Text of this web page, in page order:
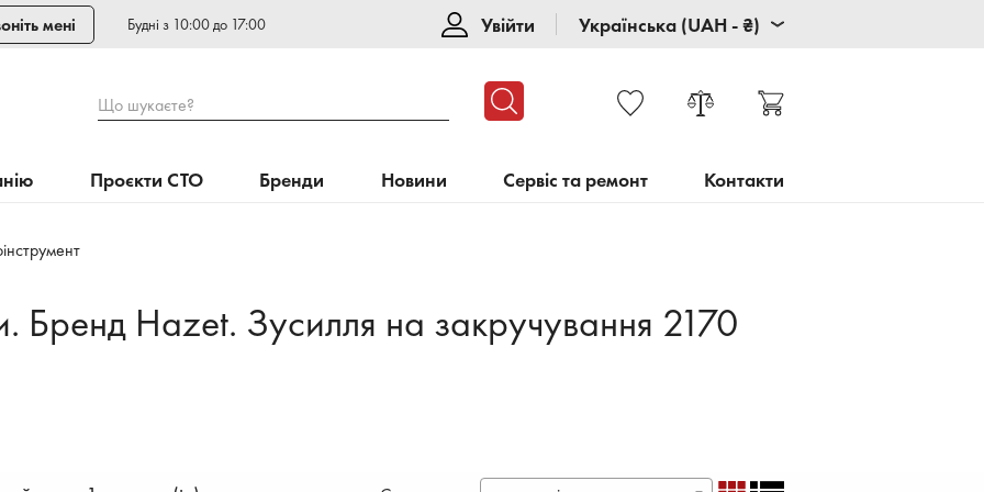
мені Будні з 10:00 до 17:00 Увійти Українська (UAH - ₴)
Що шукаєте?
Проєкти СТО Бренди Новини Сервіс та ремонт Контакти
Бренд Hazet. Зусилля на закручування 2170